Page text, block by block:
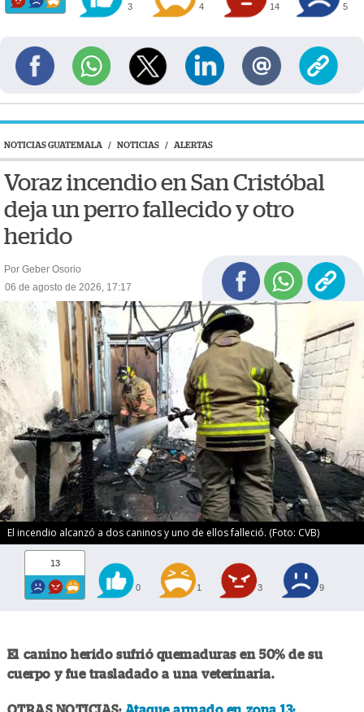
3 4 14 5
NOTICIAS GUATEMALA / NOTICIAS / ALERTAS
Voraz incendio en San Cristóbal
deja un perro fallecido y otro
herido
Por Geber Osorio
06 de agosto de 2026, 17:17
El incendio alcanzó a dos caninos y uno de ellos falleció. (Foto: CVB)
13
0 1 3 9
El canino herido sufrió quemaduras en 50% de su
cuerpo y fue trasladado a una veterinaria.